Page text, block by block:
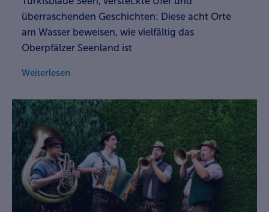
überraschenden Geschichten: Diese acht Orte
am Wasser beweisen, wie vielfältig das
Oberpfälzer Seenland ist
Weiterlesen